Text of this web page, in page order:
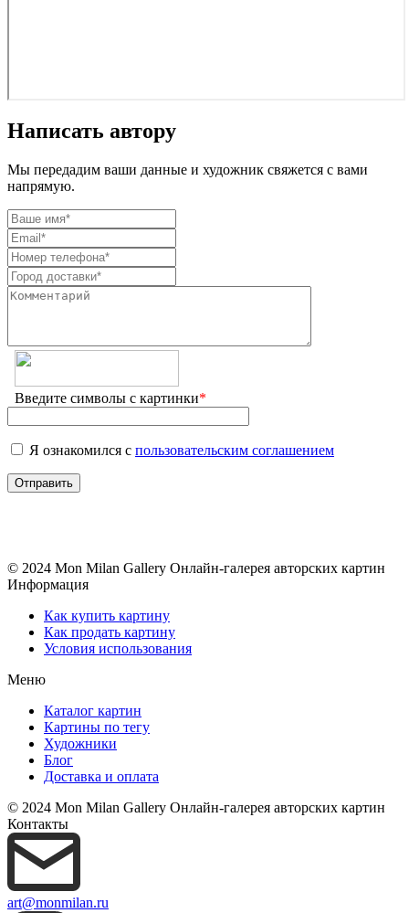
Написать автору
Мы передадим ваши данные и художник свяжется с вами
напрямую.
Введите символы с картинки*
Я ознакомился с пользовательским соглашением
© 2024 Mon Milan Gallery Онлайн-галерея авторских картин
Информация
Как купить картину
Как продать картину
Условия использования
Меню
Каталог картин
Картины по тегу
Художники
Блог
Доставка и оплата
© 2024 Mon Milan Gallery Онлайн-галерея авторских картин
Контакты
art@monmilan.ru